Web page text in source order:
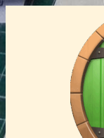
Vai
al